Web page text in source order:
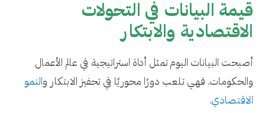
قيمة البيانات في التحولات
الاقتصادية والابتكار
أصبحت البيانات اليوم تمثل أداة استراتيجية في عالم الأعمال
والحكومات. فهي تلعب دورًا محوريًا في تحفيز الابتكار والنمو
الاقتصادي.